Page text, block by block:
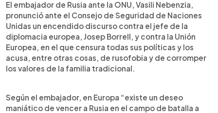
El embajador de Rusia ante la ONU, Vasili Nebenzia,
pronunció ante el Consejo de Seguridad de Naciones
Unidas un encendido discurso contra el jefe de la
diplomacia europea, Josep Borrell, y contra la Unión
Europea, en el que censura todas sus políticas y los
acusa, entre otras cosas, de rusofobia y de corromper
los valores de la familia tradicional.
Según el embajador, en Europa “existe un deseo
maniático de vencer a Rusia en el campo de batalla a